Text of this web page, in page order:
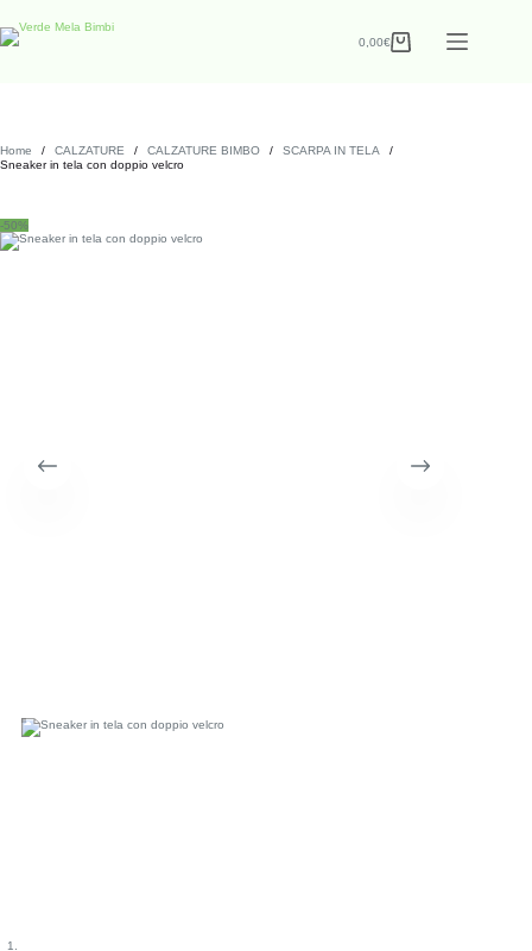
0,00€
Home / CALZATURE / CALZATURE BIMBO / SCARPA IN TELA
/
Sneaker in tela con doppio velcro
-50%